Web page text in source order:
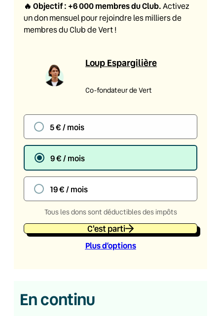
🔥 Objectif : +6 000 membres du Club. Activez
un don mensuel pour rejoindre les milliers de
membres du Club de Vert !
Loup Espargilière
Co-fondateur de Vert
5 € / mois
9 € / mois
19 € / mois
Tous les dons sont déductibles des impôts
C'est parti
Plus d’options
En continu